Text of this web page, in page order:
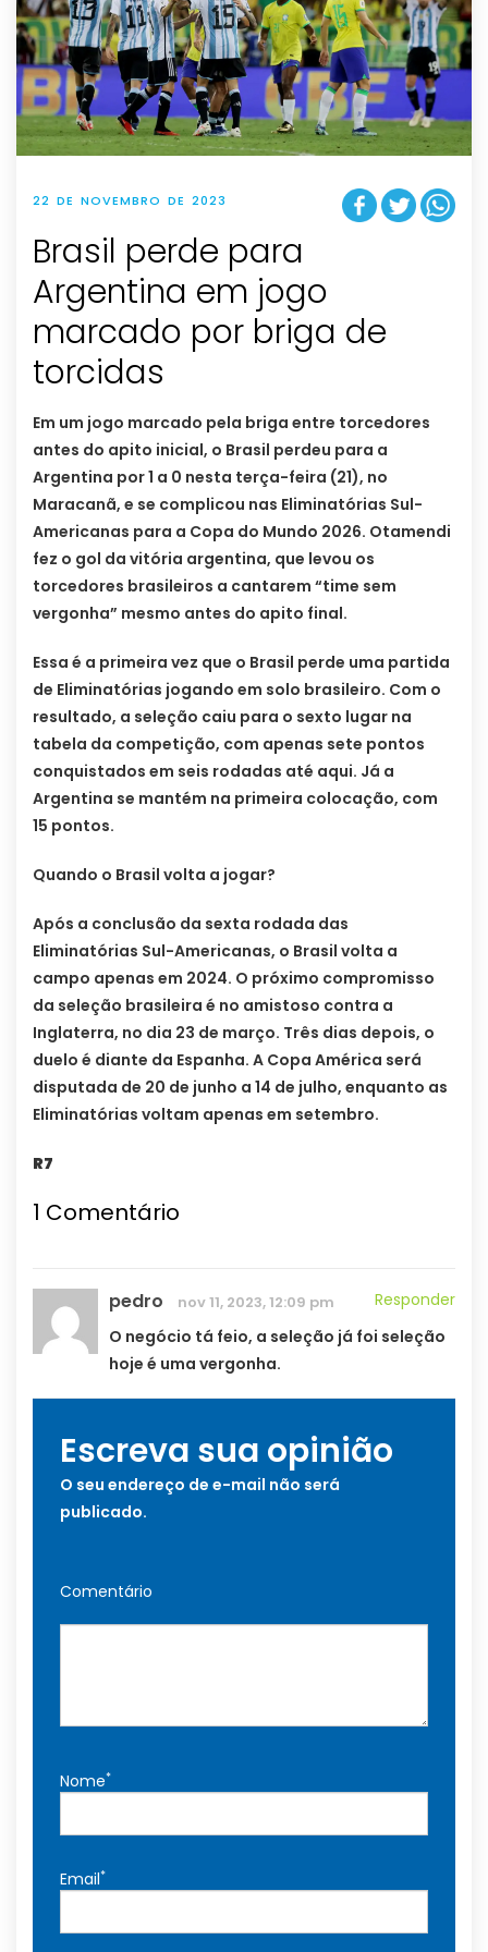
22 DE NOVEMBRO DE 2023
Brasil perde para
Argentina em jogo
marcado por briga de
torcidas
Em um jogo marcado pela briga entre torcedores
antes do apito inicial, o Brasil perdeu para a
Argentina por 1 a 0 nesta terça-feira (21), no
Maracanã, e se complicou nas Eliminatórias Sul-
Americanas para a Copa do Mundo 2026. Otamendi
fez o gol da vitória argentina, que levou os
torcedores brasileiros a cantarem “time sem
vergonha” mesmo antes do apito final.
Essa é a primeira vez que o Brasil perde uma partida
de Eliminatórias jogando em solo brasileiro. Com o
resultado, a seleção caiu para o sexto lugar na
tabela da competição, com apenas sete pontos
conquistados em seis rodadas até aqui. Já a
Argentina se mantém na primeira colocação, com
15 pontos.
Quando o Brasil volta a jogar?
Após a conclusão da sexta rodada das
Eliminatórias Sul-Americanas, o Brasil volta a
campo apenas em 2024. O próximo compromisso
da seleção brasileira é no amistoso contra a
Inglaterra, no dia 23 de março. Três dias depois, o
duelo é diante da Espanha. A Copa América será
disputada de 20 de junho a 14 de julho, enquanto as
Eliminatórias voltam apenas em setembro.
R7
1 Comentário
pedro nov 11, 2023, 12:09 pm
Responder
O negócio tá feio, a seleção já foi seleção
hoje é uma vergonha.
Escreva sua opinião
O seu endereço de e-mail não será
publicado.
Comentário
Nome*
Email*